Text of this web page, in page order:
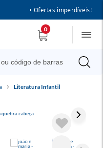
• Ofertas imperdíveis!
0
Literatura Infantil